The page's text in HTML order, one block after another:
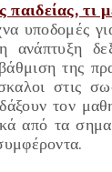
τι
υποδομές
της
στις
τον
από τα